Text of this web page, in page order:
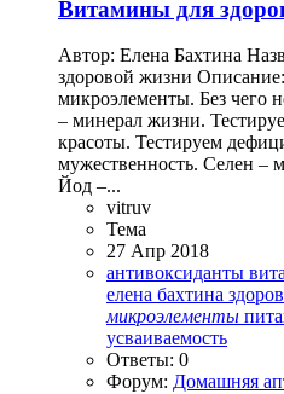
Витамины для
Автор: Елена Бахтина
здоровой жизни
микроэлементы. Без
– минерал жизни.
красоты. Тестируем
мужественность. Селен –
Йод –...
vitruv
Тема
27 Апр 2018
антивоксиданты
елена бахтина
микроэлементы
усваиваемость
Ответы: 0
Форум: Домашняя